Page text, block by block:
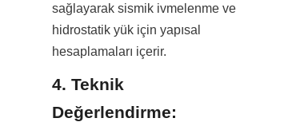
sağlayarak sismik ivmelenme ve
hidrostatik yük için yapısal
hesaplamaları içerir.
4. Teknik
Değerlendirme: